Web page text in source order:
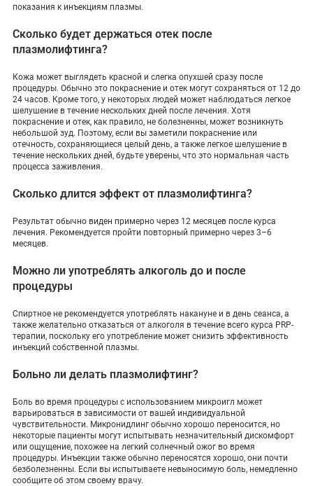
показания к инъекциям плазмы.
Сколько будет держаться отек после
плазмолифтинга?
Кожа может выглядеть красной и слегка опухшей сразу после
процедуры. Обычно это покраснение и отек могут сохраняться от 12 до
24 часов. Кроме того, у некоторых людей может наблюдаться легкое
шелушение в течение нескольких дней после лечения. Хотя
покраснение и отек, как правило, не болезненны, может возникнуть
небольшой зуд. Поэтому, если вы заметили покраснение или
отечность, сохраняющиеся целый день, а также легкое шелушение в
течение нескольких дней, будьте уверены, что это нормальная часть
процесса заживления.
Сколько длится эффект от плазмолифтинга?
Результат обычно виден примерно через 12 месяцев после курса
лечения. Рекомендуется пройти повторный примерно через 3–6
месяцев.
Можно ли употреблять алкоголь до и после
процедуры
Спиртное не рекомендуется употреблять накануне и в день сеанса, а
также желательно отказаться от алкоголя в течение всего курса PRP-
терапии, поскольку его употребление может снизить эффективность
инъекций собственной плазмы.
Больно ли делать плазмолифтинг?
Боль во время процедуры с использованием микроигл может
варьироваться в зависимости от вашей индивидуальной
чувствительности. Микронидлинг обычно хорошо переносится, но
некоторые пациенты могут испытывать незначительный дискомфорт
или ощущение, похожее на легкий солнечный ожог во время
процедуры. Инъекции также обычно переносятся хорошо, они почти
безболезненны. Если вы испытываете невыносимую боль, немедленно
сообщите об этом своему врачу.